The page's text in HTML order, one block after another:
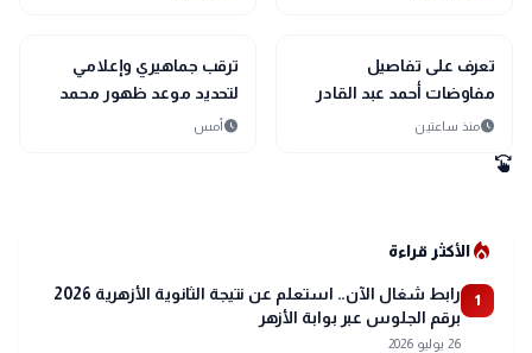
sports_soccer
رياضة
تعرف على تفاصيل
مفاوضات أحمد عبد القادر
مع الأهلي
scheduleمنذ ساعتين
sports_soccer
رياضة
ترقب جماهيري وإعلامي
لتحديد موعد ظهور محمد
صلاح مع طرابزون سبور
schedule أمس
swipe
local_fire_departmentالأكثر قراءة
1
رابط شغال الآن.. استعلم عن نتيجة الثانوية الأزهرية 2026
برقم الجلوس عبر بوابة الأزهر
26 يوليو 2026